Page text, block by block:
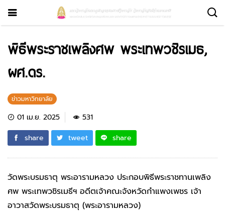
พิธีพระราชเพลิงศพ พระเทพวชิรเมธ,
ผศ.ดร.
ข่าวมหาวิทยาลัย
01 เม.ย. 2025
531
share
tweet share
วัดพระบรมธาตุ พระอารามหลวง ประกอบพิธีพระราชทานเพลิง
ศพ พระเทพวชิรเมธีฯ อดีตเจ้าคณะจังหวัดกำแพงเพชร เจ้า
อาวาสวัดพระบรมธาตุ (พระอารามหลวง)